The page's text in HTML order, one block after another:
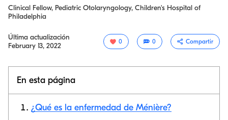
Clinical Fellow, Pediatric Otolaryngology, Children's Hospital of
Philadelphia
Última actualización
February 13, 2022
0 0 Compartir
En esta página
¿Qué es la enfermedad de Ménière?